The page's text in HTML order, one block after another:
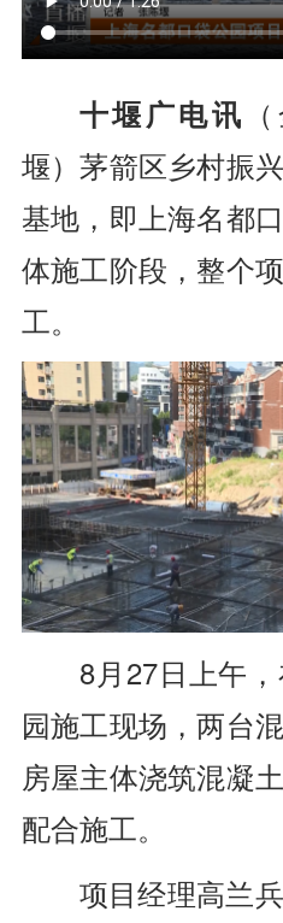
十堰广电讯
堰）茅箭区乡村振
基地，即上海名都
体施工阶段，整个
工。
8月27日上午
园施工现场，两台
房屋主体浇筑混凝
配合施工。
项目经理高兰